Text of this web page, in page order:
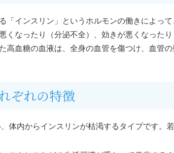
「インスリン」というホルモンの働きによって
くなったり（分泌不全）、効きが悪くなった
高血糖の血液は、全身の血管を傷つけ、血管の
ぞれの特徴
体内からインスリンが枯渇するタイプです。